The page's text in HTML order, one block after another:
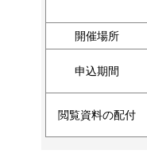
開催場所
申込期間
閲覧資料の配付